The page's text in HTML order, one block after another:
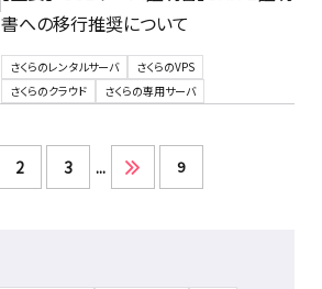
書への移行推奨について
さくらのレンタルサーバ
さくらのVPS
さくらのクラウド
さくらの専用サーバ
2 3 ... 9